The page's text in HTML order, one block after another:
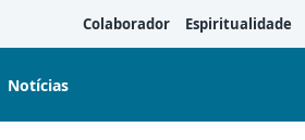
Colaborador Espiritualidade
Notícias